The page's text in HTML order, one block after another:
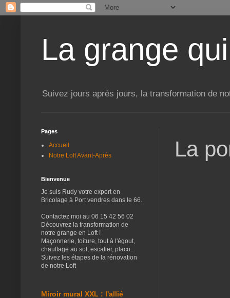
La grange
Suivez jours après jours, la transformation de
La
Pages
Accueil
Notre Loft Avant-Après
Bienvenue
Je suis Rudy votre expert en
Bricolage à Port vendres dans le 66.
Contactez moi au 06 15 42 56 02
Découvrez la transformation de
notre grange en Loft !
Maçonnerie, toiture, tout à l'égout,
chauffage au sol, escalier, placo..
Suivez les étapes de la rénovation
de notre Loft
Miroir mural XXL : l'allié